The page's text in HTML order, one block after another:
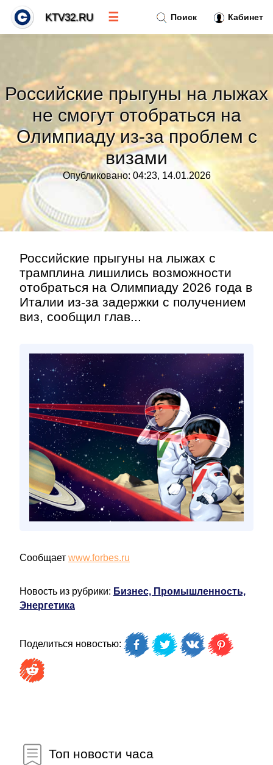
Российские прыгуны на лыжах
не смогут отобраться на
Олимпиаду из-за проблем с
визами
Опубликовано: 04:23, 14.01.2026
Российские прыгуны на лыжах с
трамплина лишились возможности
отобраться на Олимпиаду 2026 года в
Италии из-за задержки с получением
виз, сообщил глав...
Сообщает www.forbes.ru
Новость из рубрики: Бизнес, Промышленность,
Энергетика
Поделиться новостью:
Топ новости часа
Поиск Кабинет
KTV32.RU ☰
Тренды новостей»
Рубрики»
Правила»
Контакт»